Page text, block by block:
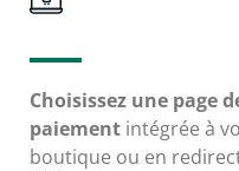
Choisissez une page
paiement intégrée à
boutique ou en